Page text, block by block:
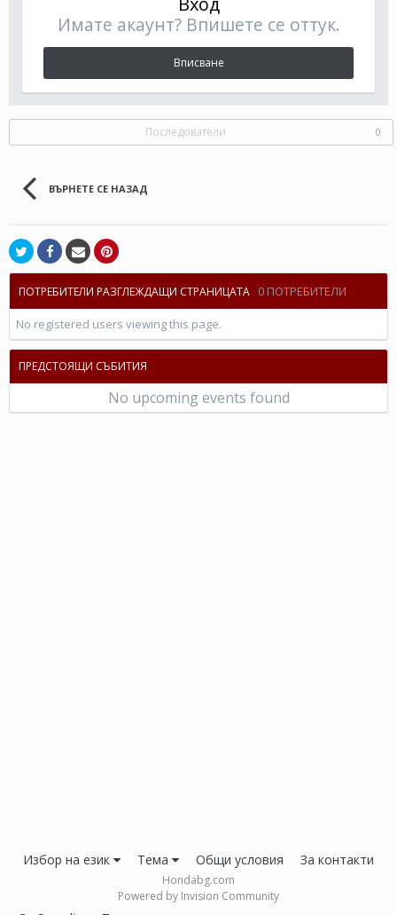
Имате акаунт? Впишете се оттук.
Вписване
Последователи 0
ВЪРНЕТЕ СЕ НАЗАД
ПОТРЕБИТЕЛИ РАЗГЛЕЖДАЩИ СТРАНИЦАТА 0 ПОТРЕБИТЕЛИ
No registered users viewing this page.
ПРЕДСТОЯЩИ СЪБИТИЯ
No upcoming events found
Избор на език Тема Общи условия За контакти
Hondabg.com
Powered by Invision Community